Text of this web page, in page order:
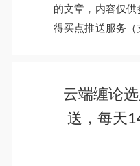
的文章，内容仅
得买点推送服务（
云端缠论
送，每天